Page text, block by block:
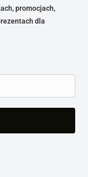
promocjach,
dla